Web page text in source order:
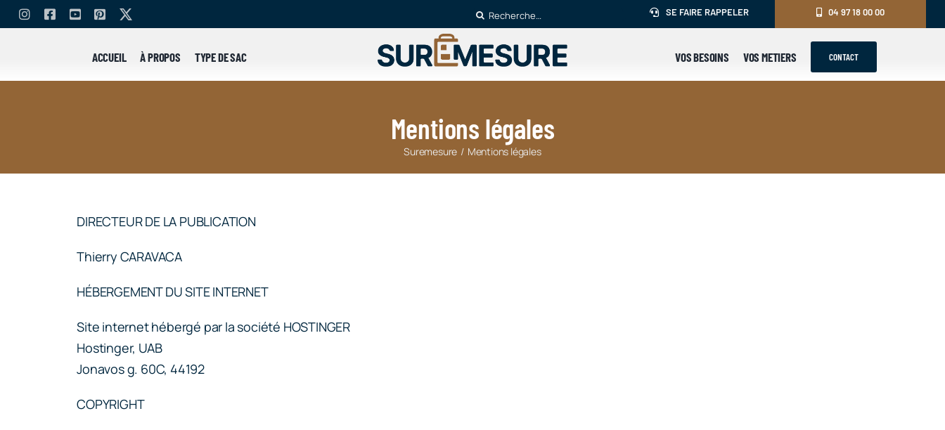
Skip
to
Rechercher SE FAIRE RAPPELER 04 97 18 00 00
ACCUEIL À PROPOS TYPE DE SAC VOS BESOINS VOS METIERS CONTACT
Mentions légales
Suremesure Mentions légales
DIRECTEUR DE LA PUBLICATION
Thierry CARAVACA
HÉBERGEMENT DU SITE INTERNET
Site internet hébergé par la société HOSTINGER
Hostinger, UAB
Jonavos g. 60C, 44192
COPYRIGHT